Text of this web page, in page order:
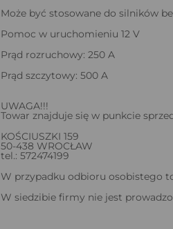
Może być stosowane do silników
Pomoc w uruchomieniu 12 V
Prąd rozruchowy: 250 A
Prąd szczytowy: 500 A
UWAGA!!!
Towar znajduje się w punkcie
KOŚCIUSZKI 159
50-438 WROCŁAW
tel.: 572474199
W przypadku odbioru osobistego
W siedzibie firmy nie jest